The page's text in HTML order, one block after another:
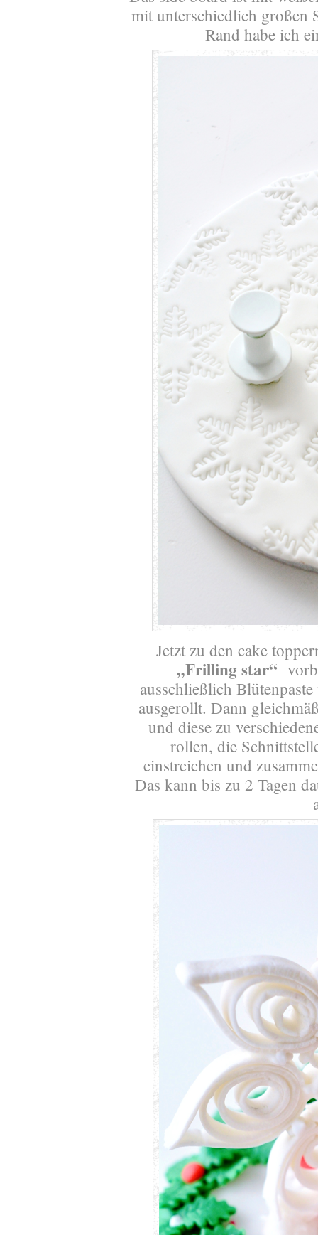
mit unterschiedlich großen
Rand habe ich
Jetzt zu den cake
„Frilling star“
ausschließlich
ausgerollt. Dann
und diese zu
rollen, die
einstreichen und
Das kann bis zu 2 Tagen